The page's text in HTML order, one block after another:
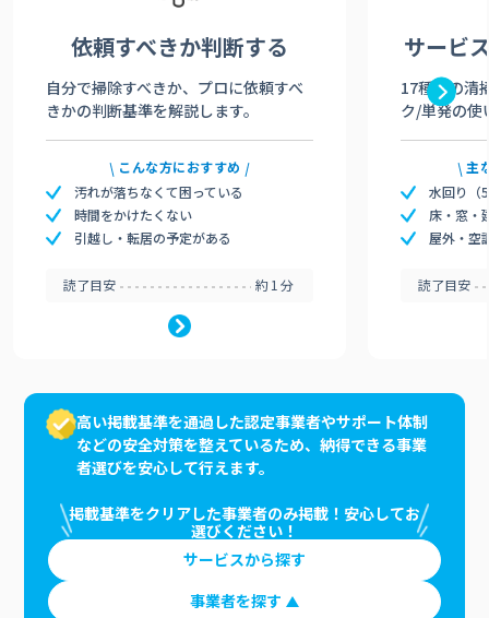
依頼すべきか判断する
自分で掃除すべきか、プロに依頼すべ
きかの判断基準を解説します。
こんな方におすすめ
汚れが落ちなくて困っている
時間をかけたくない
引越し・転居の予定がある
読了目安 約1分
サービ
17種類の清
ク/単発の使
主
水回り（
床・窓・
屋外・空
読了目安
高い掲載基準を通過した認定事業者やサポート体制
などの安全対策を整えているため、納得できる事業
者選びを安心して行えます。
掲載基準をクリアした事業者のみ掲載！安心してお
選びください！
サービスから探す
事業者を探す